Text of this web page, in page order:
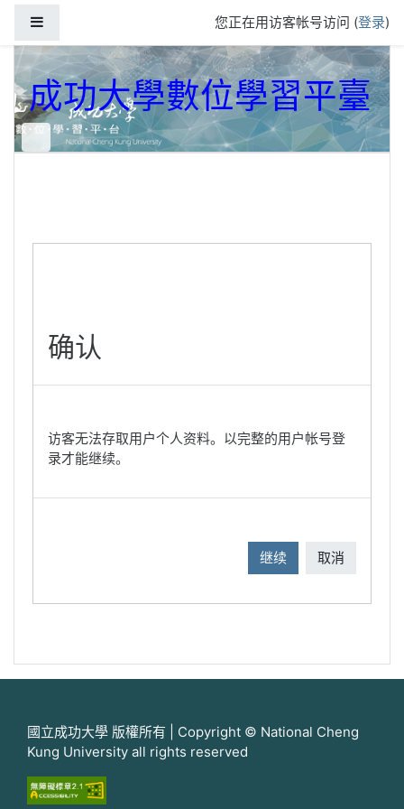
您正在用访客帐号访问 (登录)
成功大學數位學習平臺
确认
访客无法存取用户个人资料。以完整的用户帐号登
录才能继续。
继续 取消
國立成功大學 版權所有 | Copyright © National Cheng
Kung University all rights reserved